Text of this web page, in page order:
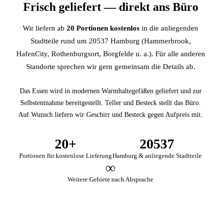
Frisch geliefert — direkt ans Büro
Wir liefern ab 20 Portionen kostenlos in die anliegenden
Stadtteile rund um 20537 Hamburg (Hammerbrook,
HafenCity, Rothenburgsort, Borgfelde u. a.). Für alle anderen
Standorte sprechen wir gern gemeinsam die Details ab.
Das Essen wird in modernen Warmhaltegefäßen geliefert und zur
Selbstentnahme bereitgestellt. Teller und Besteck stellt das Büro.
Auf Wunsch liefern wir Geschirr und Besteck gegen Aufpreis mit.
20+
Portionen für kostenlose Lieferung
20537
Hamburg & anliegende Stadtteile
∞
Weitere Gebiete nach Absprache